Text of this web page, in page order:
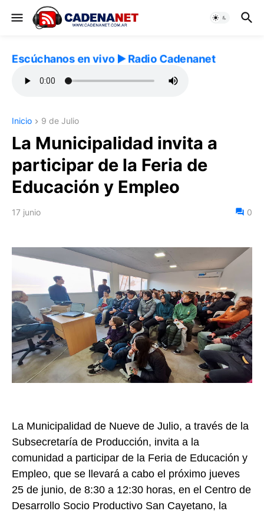
Escúchanos en vivo ▶️ Radio Cadenanet
Inicio 9 de Julio
La Municipalidad invita a
participar de la Feria de
Educación y Empleo
17 junio 0
La Municipalidad de Nueve de Julio, a través de la
Subsecretaría de Producción, invita a la
comunidad a participar de la Feria de Educación y
Empleo, que se llevará a cabo el próximo jueves
25 de junio, de 8:30 a 12:30 horas, en el Centro de
Desarrollo Socio Productivo San Cayetano, la